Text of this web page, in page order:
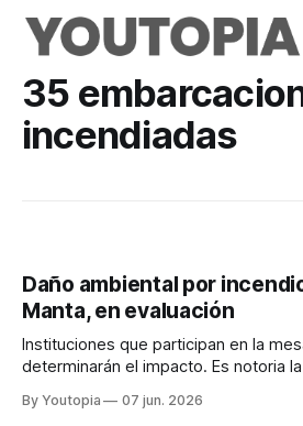
35
incendiadas
Daño ambiental por
Manta, en evaluación
Instituciones que participan en la
determinarán el impacto. Es notoria
2021.
By Youtopia 07 jun. 2026